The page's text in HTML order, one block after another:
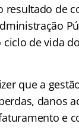
resultado de
ciclo de vida
que a
danos
e